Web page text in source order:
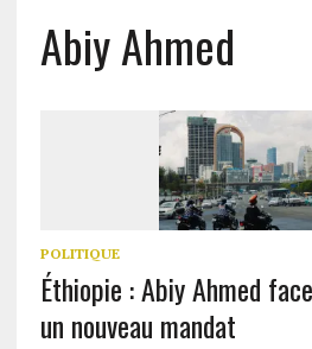
Abiy Ahmed
POLITIQUE
Éthiopie : Abiy Ahmed
un nouveau mandat